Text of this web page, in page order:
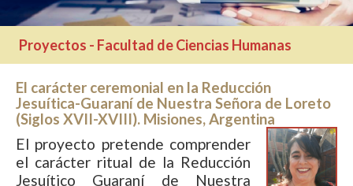
Proyectos - Facultad de Ciencias Humanas
El carácter ceremonial en la Reducción
Jesuítica-Guaraní de Nuestra Señora de Loreto
(Siglos XVII-XVIII). Misiones, Argentina
El proyecto pretende comprender
el carácter ritual de la Reducción
Jesuítico Guaraní de Nuestra